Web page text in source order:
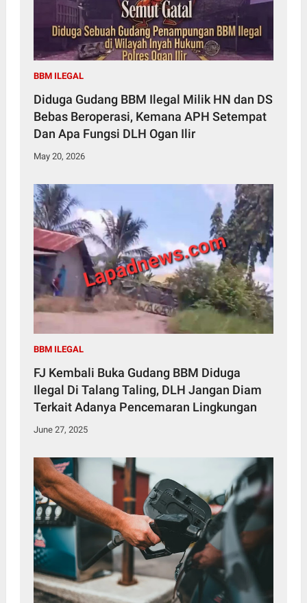
BBM ILEGAL
Diduga Gudang BBM Ilegal Milik HN dan DS
Bebas Beroperasi, Kemana APH Setempat
Dan Apa Fungsi DLH Ogan Ilir
May 20, 2026
BBM ILEGAL
FJ Kembali Buka Gudang BBM Diduga
Ilegal Di Talang Taling, DLH Jangan Diam
Terkait Adanya Pencemaran Lingkungan
June 27, 2025